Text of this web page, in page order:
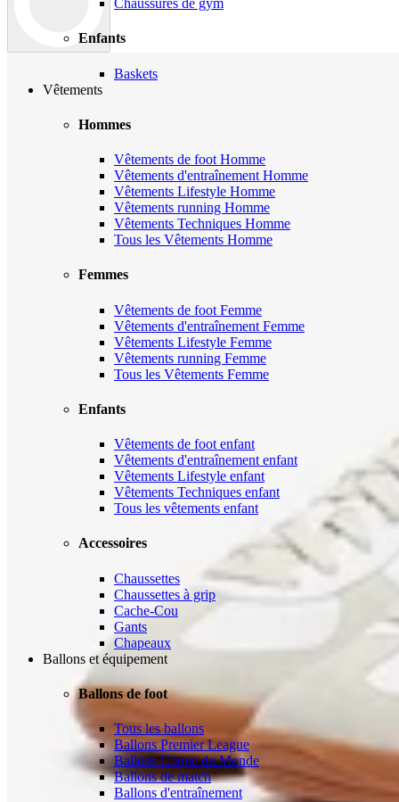
Chaussures de gym
Enfants
Baskets
Vêtements
Hommes
Vêtements de foot Homme
Vêtements d'entraînement Homme
Vêtements Lifestyle Homme
Vêtements running Homme
Vêtements Techniques Homme
Tous les Vêtements Homme
Femmes
Vêtements de foot Femme
Vêtements d'entraînement Femme
Vêtements Lifestyle Femme
Vêtements running Femme
Tous les Vêtements Femme
Enfants
Vêtements de foot enfant
Vêtements d'entraînement enfant
Vêtements Lifestyle enfant
Vêtements Techniques enfant
Tous les vêtements enfant
Accessoires
Chaussettes
Chaussettes à grip
Cache-Cou
Gants
Chapeaux
Ballons et équipement
Ballons de foot
Tous les ballons
Ballons Premier League
Ballons Coupe du Monde
Ballons de match
Ballons d'entraînement